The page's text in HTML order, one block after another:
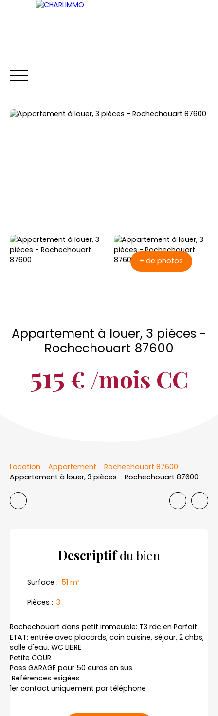
+ de photos
Appartement à louer, 3 pièces -
Rochechouart 87600
515 € /mois CC
Location Appartement
Rochechouart 87600
Appartement à louer, 3 pièces - Rochechouart 87600
Descriptifdu bien
Surface : 51 m²
Pièces : 3
Rochechouart dans petit immeuble: T3 rdc en Parfait
ETAT: entrée avec placards, coin cuisine, séjour, 2 chbs,
salle d'eau. WC LIBRE
Petite COUR
Poss GARAGE pour 50 euros en sus
Références exigées
1er contact uniquement par téléphone